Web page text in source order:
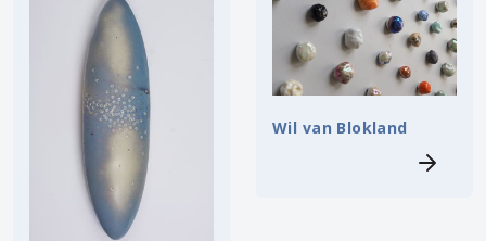
Wil van Blokland